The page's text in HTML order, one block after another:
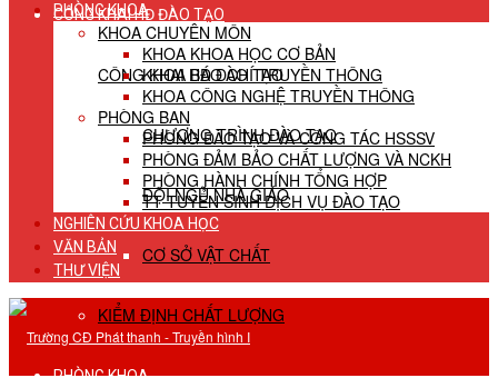
CÔNG KHAI HĐ ĐÀO TẠO
CÔNG KHAI HĐ ĐÀO TẠO
CHƯƠNG TRÌNH ĐÀO TẠO
ĐỘI NGŨ NHÀ GIÁO
CƠ SỞ VẬT CHẤT
KIỂM ĐỊNH CHẤT LƯỢNG
PHÒNG KHOA
PHÒNG KHOA
KHOA CHUYÊN MÔN
KHOA KHOA HỌC CƠ BẢN
KHOA BÁO CHÍ TRUYỀN THÔNG
KHOA CÔNG NGHỆ TRUYỀN THÔNG
PHÒNG BAN
PHÒNG ĐÀO TẠO VÀ CÔNG TÁC HSSSV
PHÒNG ĐẢM BẢO CHẤT LƯỢNG VÀ NCKH
PHÒNG HÀNH CHÍNH TỔNG HỢP
TT TUYỂN SINH DỊCH VỤ ĐÀO TẠO
NGHIÊN CỨU KHOA HỌC
VĂN BẢN
THƯ VIỆN